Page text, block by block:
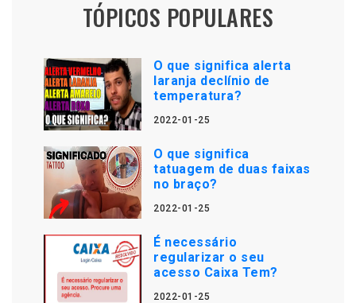
TÓPICOS POPULARES
O que significa alerta
laranja declínio de
temperatura?
2022-01-25
O que significa
tatuagem de duas faixas
no braço?
2022-01-25
É necessário
regularizar o seu
acesso Caixa Tem?
2022-01-25